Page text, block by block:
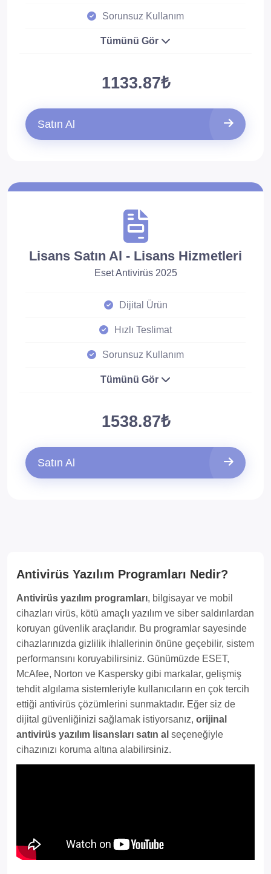
Sorunsuz Kullanım
Tümünü Gör
1133.87₺
Satın Al
Lisans Satın Al - Lisans Hizmetleri
Eset Antivirüs 2025
Dijital Ürün
Hızlı Teslimat
Sorunsuz Kullanım
Tümünü Gör
1538.87₺
Satın Al
Antivirüs Yazılım Programları Nedir?
Antivirüs yazılım programları, bilgisayar ve mobil
cihazları virüs, kötü amaçlı yazılım ve siber saldırılardan
koruyan güvenlik araçlarıdır. Bu programlar sayesinde
cihazlarınızda gizlilik ihlallerinin önüne geçebilir, sistem
performansını koruyabilirsiniz. Günümüzde ESET,
McAfee, Norton ve Kaspersky gibi markalar, gelişmiş
tehdit algılama sistemleriyle kullanıcıların en çok tercih
ettiği antivirüs çözümlerini sunmaktadır. Eğer siz de
dijital güvenliğinizi sağlamak istiyorsanız, orijinal
antivirüs yazılım lisansları satın al seçeneğiyle
cihazınızı koruma altına alabilirsiniz.